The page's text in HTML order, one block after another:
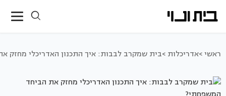
ראשי >אדריכלות >בית שמקרב לבבות: איך התכנון האדריכלי מחזק